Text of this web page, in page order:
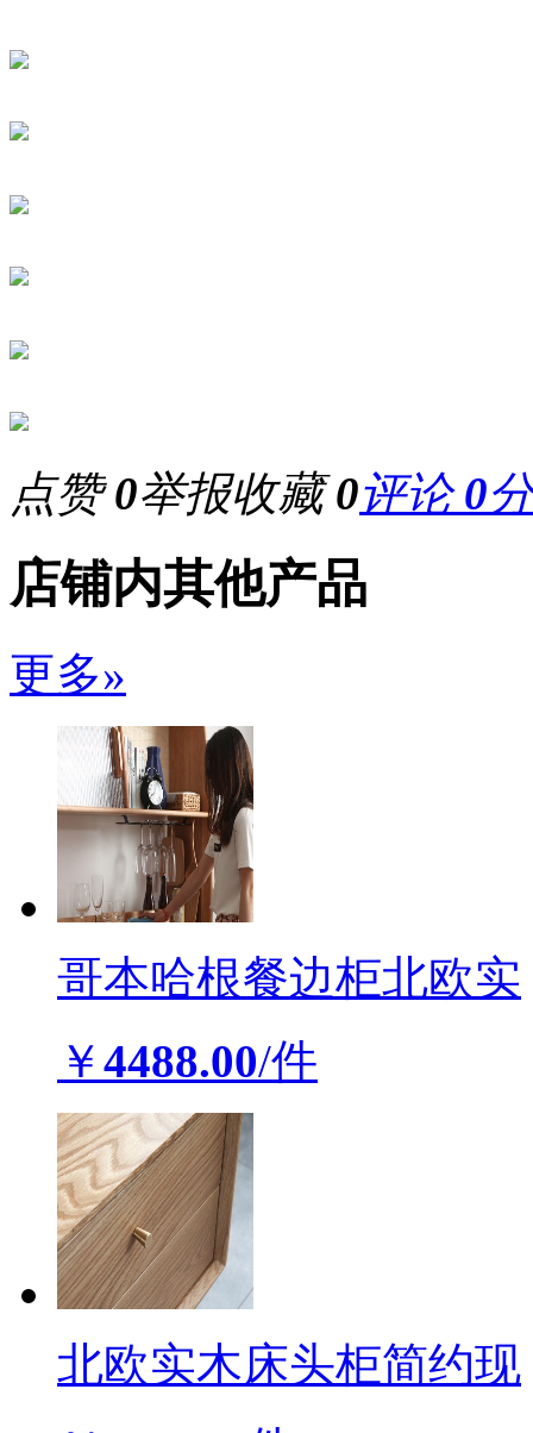
点赞0举报收藏0评论0
店铺内其他产品
更多»
哥本哈根餐边柜北欧实
￥4488.00/件
北欧实木床头柜简约现